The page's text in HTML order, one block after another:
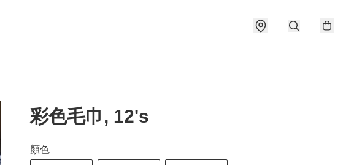
彩色毛巾, 12's
顏色